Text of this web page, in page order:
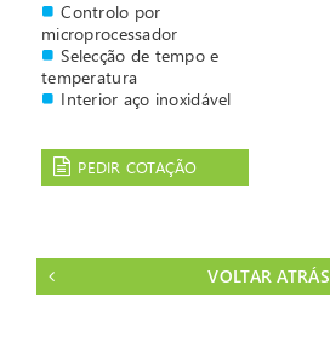
Controlo por
microprocessador
Selecção de tempo e
temperatura
Interior aço inoxidável
PEDIR COTAÇÃO
VOLTAR ATRÁS